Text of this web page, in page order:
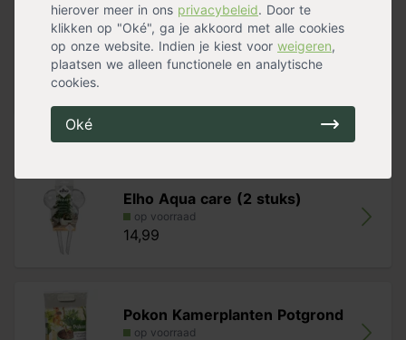
hierover meer in ons privacybeleid. Door te
klikken op "Oké", ga je akkoord met alle cookies
op onze website. Indien je kiest voor weigeren,
plaatsen we alleen functionele en analytische
cookies.
Oké
Naast dat de palmlelie jouw kamer een stuk groener
maakt, zorgt deze plant er ook nog eens voor dat
de lucht wat schoner is bij jou thuis.
Vraag over dit product? Je kan hem
Handig voor erbij
Elho Aqua care (2 stuks)
op voorraad
14,99
Pokon Kamerplanten Potgrond
op voorraad